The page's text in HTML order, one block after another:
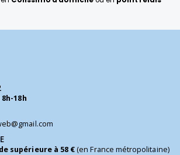
8h-18h
supérieure à 58 €(en France métropolitaine)